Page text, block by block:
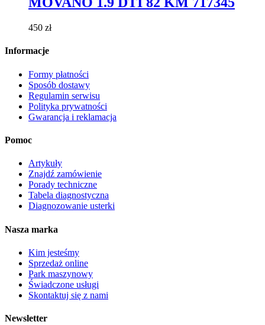
wariantów.
450 zł
Informacje
Formy płatności
Sposób dostawy
Regulamin serwisu
Polityka prywatności
Gwarancja i reklamacja
Pomoc
Artykuły
Znajdź zamówienie
Porady techniczne
Tabela diagnostyczna
Diagnozowanie usterki
Nasza marka
Kim jesteśmy
Sprzedaż online
Park maszynowy
Świadczone usługi
Skontaktuj się z nami
Newsletter